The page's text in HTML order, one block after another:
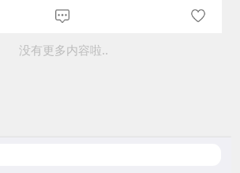
没有更多内容啦..